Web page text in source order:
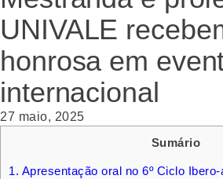
UNIVALE
honrosa em
internacional
27 maio, 2025
Sumário
1. Apresentação oral no 6º Ciclo